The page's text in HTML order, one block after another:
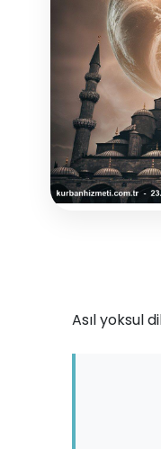
Asıl yoksul